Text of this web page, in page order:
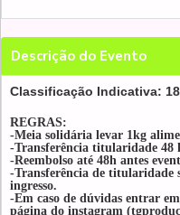
Descrição do Evento
Classificação Indicativa:
REGRAS:
-Meia solidária levar 1kg
-Transferência titularidade 48
-Reembolso até 48h antes
-Transferência de titularidade
ingresso.
-Em caso de dúvidas entrar
página do instagram